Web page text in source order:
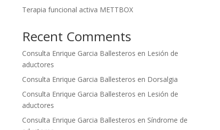
Terapia funcional activa METTBOX
Recent Comments
Consulta Enrique Garcia Ballesteros en Lesión de
aductores
Consulta Enrique Garcia Ballesteros en Dorsalgia
Consulta Enrique Garcia Ballesteros en Lesión de
aductores
Consulta Enrique Garcia Ballesteros en Síndrome de